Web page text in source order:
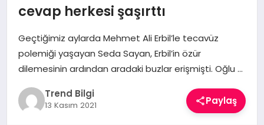
MAGAZIN
SAĞLIK
SPOR
TEKNOLOJI
cevap herkesi şaşırttı
Geçtiğimiz aylarda Mehmet Ali Erbil’le tecavüz
polemiği yaşayan Seda Sayan, Erbil’in özür
dilemesinin ardından aradaki buzlar erişmişti. Oğlu …
Trend Bilgi
13 Kasım 2021 Paylaş